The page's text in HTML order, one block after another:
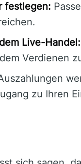
festlegen:
Live-Handel:
Verdienen
zu Ihren